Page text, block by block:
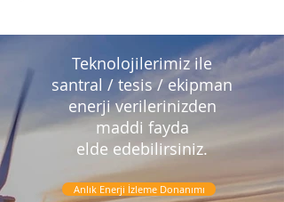
Teknolojilerimiz ile
santral / tesis / ekipman
enerji verilerinizden
maddi fayda
elde edebilirsiniz.
Anlık Enerji İzleme Donanımı